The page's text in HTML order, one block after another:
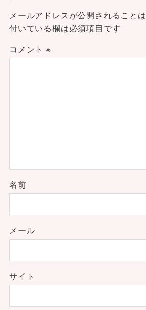
メールアドレスが公開されることは
付いている欄は必須項目です
コメント ※
名前
メール
サイト